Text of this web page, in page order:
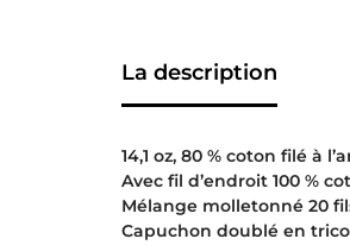
La description
14,1 oz, 80 % coton filé à
Avec fil d’endroit 100 %
Mélange molletonné 20
Capuchon doublé en